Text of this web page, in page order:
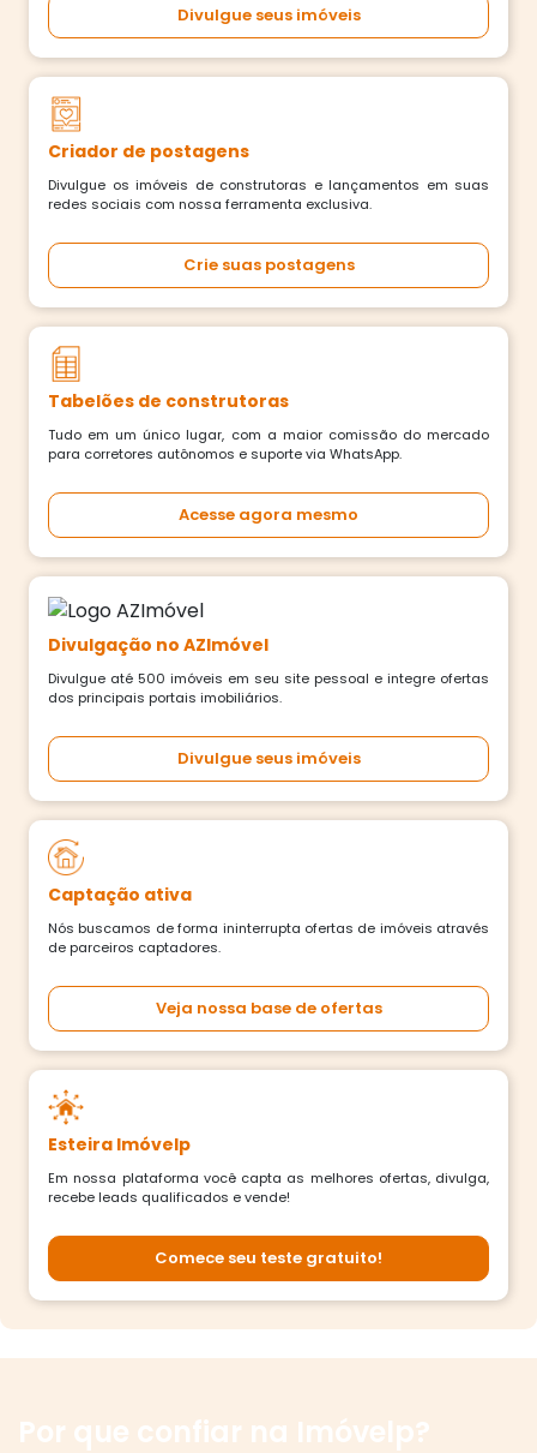
Divulgue seus imóveis
Criador de postagens
Divulgue os imóveis de construtoras e lançamentos em suas
redes sociais com nossa ferramenta exclusiva.
Crie suas postagens
Tabelões de construtoras
Tudo em um único lugar, com a maior comissão do mercado
para corretores autônomos e suporte via WhatsApp.
Acesse agora mesmo
Divulgação no AZImóvel
Divulgue até 500 imóveis em seu site pessoal e integre ofertas
dos principais portais imobiliários.
Divulgue seus imóveis
Captação ativa
Nós buscamos de forma ininterrupta ofertas de imóveis através
de parceiros captadores.
Veja nossa base de ofertas
Esteira Imóvelp
Em nossa plataforma você capta as melhores ofertas, divulga,
recebe leads qualificados e vende!
Comece seu teste gratuito!
Por que confiar na Imóvelp?